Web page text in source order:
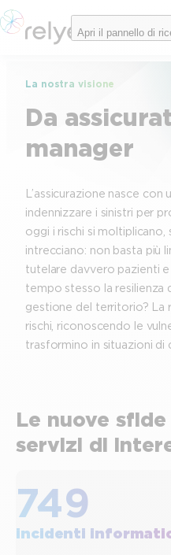
Vai
al
Apri il pannello di
La nostra visione
Da
manager
L’assicurazione nasce
indennizzare i sinistri per
oggi i rischi si moltiplicano,
intrecciano: non basta più
tutelare davvero pazienti
tempo stesso la resilienza
gestione del territorio? La
rischi, riconoscendo le
trasformino in situazioni di
Le nuove
servizi di
749
incidenti